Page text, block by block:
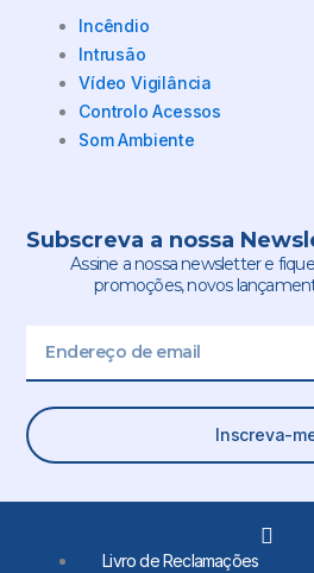
Incêndio
Intrusão
Vídeo Vigilância
Controlo Acessos
Som Ambiente
Subscreva a nossa
Assine a nossa newsletter e
promoções, novos
Inscreva-
Livro de Reclamações
L